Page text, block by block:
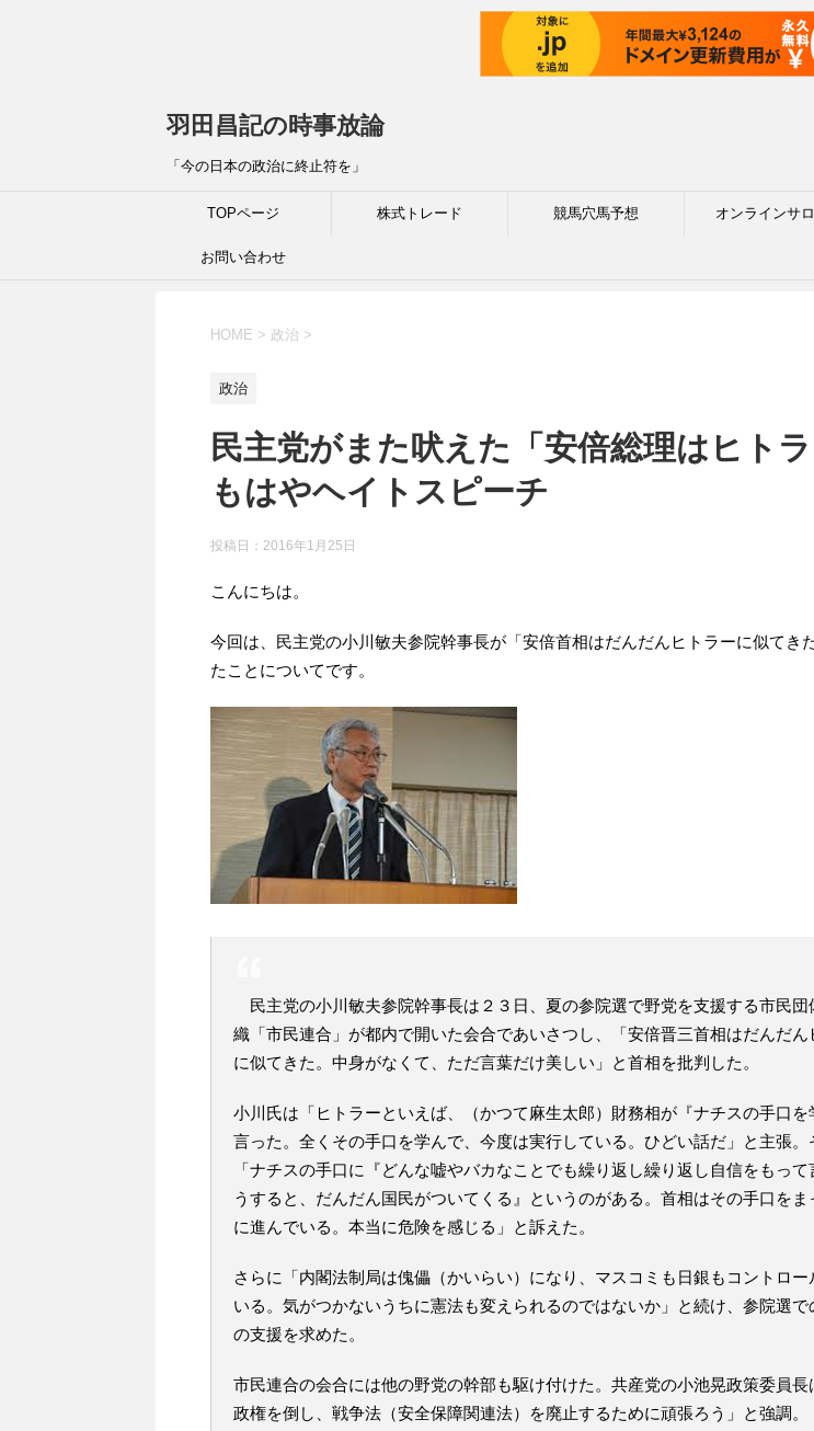
羽田昌記の時事放論
「今の日本の政治に終止符を」
TOPページ 株式トレード 競馬穴馬予想 オンラインサ
お問い合わせ
HOME > 政治 >
政治
民主党がまた吠えた「安倍総理はヒト
もはやヘイトスピーチ
投稿日： 2016年1月25日
こんにちは。
今回は、民主党の小川敏夫参院幹事長が「安倍首相はだんだんヒトラーに似てき
たことについてです。
民主党の小川敏夫参院幹事長は２３日、夏の参院選で野党を支援する市民団
織「市民連合」が都内で開いた会合であいさつし、「安倍晋三首相はだんだん
に似てきた。中身がなくて、ただ言葉だけ美しい」と首相を批判した。
小川氏は「ヒトラーといえば、（かつて麻生太郎）財務相が『ナチスの手口を
言った。全くその手口を学んで、今度は実行している。ひどい話だ」と主張。
「ナチスの手口に『どんな嘘やバカなことでも繰り返し繰り返し自信をもって
うすると、だんだん国民がついてくる』というのがある。首相はその手口をま
に進んでいる。本当に危険を感じる」と訴えた。
さらに「内閣法制局は傀儡（かいらい）になり、マスコミも日銀もコントロー
いる。気がつかないうちに憲法も変えられるのではないか」と続け、参院選で
の支援を求めた。
市民連合の会合には他の野党の幹部も駆け付けた。共産党の小池晃政策委員長
政権を倒し、戦争法（安全保障関連法）を廃止するために頑張ろう」と強調。